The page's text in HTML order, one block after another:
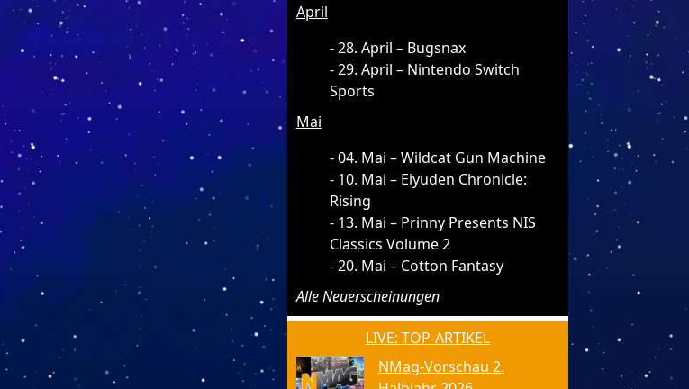
April
28. April – Bugsnax
29. April – Nintendo Switch
Sports
Mai
04. Mai – Wildcat Gun Machine
10. Mai – Eiyuden Chronicle:
Rising
13. Mai – Prinny Presents NIS
Classics Volume 2
20. Mai – Cotton Fantasy
Alle Neuerscheinungen
LIVE: TOP-ARTIKEL
NMag-Vorschau 2.